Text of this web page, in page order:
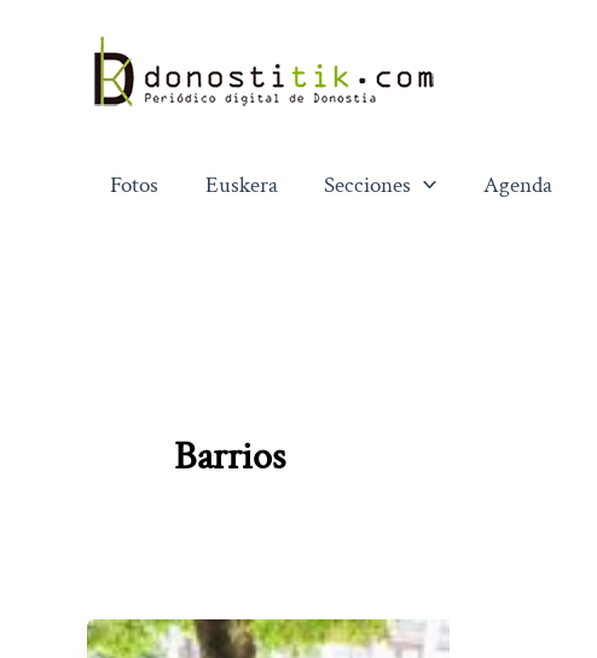
contenido
Fotos Euskera Secciones Agenda
Barrios